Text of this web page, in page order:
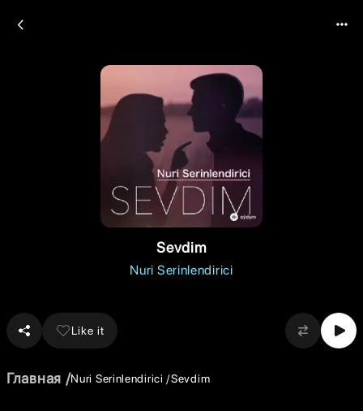
Sevdim
Nuri Serinlendirici
Like it
Главная Nuri Serinlendirici Sevdim